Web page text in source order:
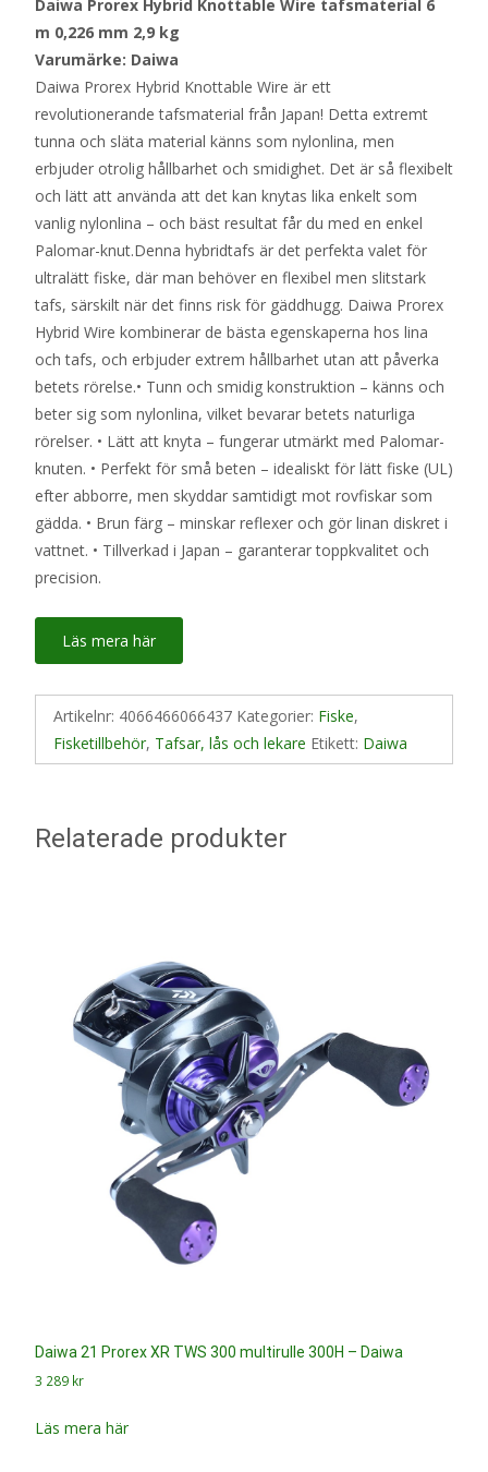
Daiwa Prorex Hybrid Knottable Wire tafsmaterial 6
m 0,226 mm 2,9 kg
Varumärke: Daiwa
Daiwa Prorex Hybrid Knottable Wire är ett
revolutionerande tafsmaterial från Japan! Detta extremt
tunna och släta material känns som nylonlina, men
erbjuder otrolig hållbarhet och smidighet. Det är så flexibelt
och lätt att använda att det kan knytas lika enkelt som
vanlig nylonlina – och bäst resultat får du med en enkel
Palomar-knut.Denna hybridtafs är det perfekta valet för
ultralätt fiske, där man behöver en flexibel men slitstark
tafs, särskilt när det finns risk för gäddhugg. Daiwa Prorex
Hybrid Wire kombinerar de bästa egenskaperna hos lina
och tafs, och erbjuder extrem hållbarhet utan att påverka
betets rörelse.• Tunn och smidig konstruktion – känns och
beter sig som nylonlina, vilket bevarar betets naturliga
rörelser. • Lätt att knyta – fungerar utmärkt med Palomar-
knuten. • Perfekt för små beten – idealiskt för lätt fiske (UL)
efter abborre, men skyddar samtidigt mot rovfiskar som
gädda. • Brun färg – minskar reflexer och gör linan diskret i
vattnet. • Tillverkad i Japan – garanterar toppkvalitet och
precision.
Läs mera här
Artikelnr: 4066466066437 Kategorier: Fiske,
Fisketillbehör, Tafsar, lås och lekare Etikett: Daiwa
Relaterade produkter
Daiwa 21 Prorex XR TWS 300 multirulle 300H – Daiwa
3 289 kr
Läs mera här